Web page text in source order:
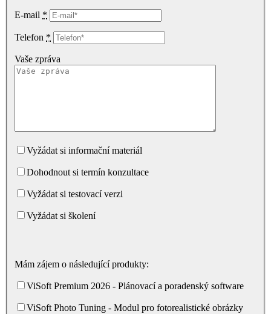
E-mail *
Telefon *
Vaše zpráva
Vyžádat si informační materiál
Dohodnout si termín konzultace
Vyžádat si testovací verzi
Vyžádat si školení
Mám zájem o následující produkty:
ViSoft Premium 2026 - Plánovací a poradenský software
ViSoft Photo Tuning - Modul pro fotorealistické obrázky